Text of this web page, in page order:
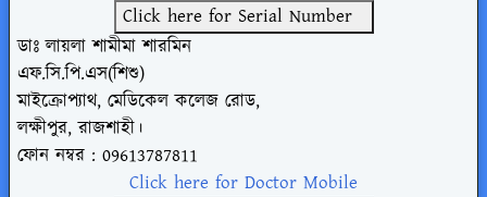
Click here for Serial Number
ডাঃ লায়লা শামীমা শারমিন
এফ.সি.পি.এস(শিশু)
মাইক্রোপ্যাথ, মেডিকেল কলেজ রোড,
লক্ষীপুর, রাজশাহী।
ফোন নম্বর : 09613787811
Click here for Doctor Mobile